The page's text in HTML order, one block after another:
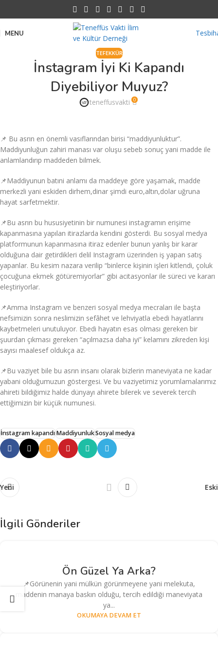
MENU
TEFEKKÜR
İnstagram İyi Ki Kapandı
Diyebiliyor Muyuz?
teneffusvakti 0
📌 Bu asrın en önemli vasıflarından birisi “maddiyunluktur”.
Maddiyunluğun zahiri manası var oluşu sebeb sonuç yani madde ile
anlamlandırıp maddeden bilmek.
📌Maddiyunun batıni anlamı da maddeye göre yaşamak, madde
merkezli yani eskiden dirhem,dinar şimdi euro,altın,dolar uğruna
hayat sarfetmektir.
📌Bu asrın bu hususiyetinin bir numunesi instagramın erişime
kapanmasına yapılan itirazlarda kendini gösterdi. Bu sosyal medya
platformunun kapanmasına itiraz edenler bunun yanlış bir karar
olduğuna dair getirdikleri delil Instagram üzerinden iş yapan satış
yapanlar. Bu kesim nazara verilip “binlerce kişinin işleri kitlendi, çoluk
çocuğuna ekmek götüremiyorlar” gibi acitasyonlar ile süreci ve kararı
eleştiriyorlar.
📌Amma Instagram ve benzeri sosyal medya mecraları ile başta
nefsimizin sonra neslimizin sefâhet ve lehviyatla ebedi hayatlarını
kaybetmeleri unutuluyor. Ebedi hayatın esas olması gereken bir
şuurdan çıkması gereken “açılmazsa daha iyi” kelamını zikreden kişi
sayısı maalesef oldukça az.
📌Bu vaziyet bile bu asrın insanı olarak bizlerin maneviyata ne kadar
yabani olduğumuzun göstergesi. Ve bu vaziyetimiz yorumlamalarımız
ahireti bildiğimiz halde dünyayı ahirete bilerek ve severek tercih
ettiğimizin bir küçük numunesi.
İnstagram kapandıMaddiyunlukSosyal medya
Yeni Eski
İlgili Gönderiler
Ön Güzel Ya Arka?
📌Görünenin yani mülkün görünmeyene yani melekuta,
maddenin manaya baskın olduğu, tercih edildiği maneviyata
ya...
OKUMAYA DEVAM ET